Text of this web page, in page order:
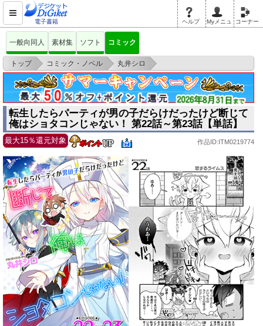
電子書籍 ヘルプ Myメニュ コーナー
一般向同人 素材集 ソフト コミック
トップ > コミック・ノベル > 丸井シロ
>
転生したらパーティが男の子だらけだったけど断じて俺はショタコンじゃな
い！ 第22
転生したらパーティが男の子だらけだったけど断じて
俺はショタコンじゃない！ 第22話～第23話【単話】
最大15％還元対象 作品ID:ITM0219774